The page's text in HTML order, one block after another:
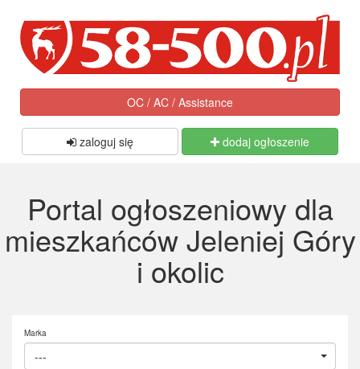
OC / AC / Assistance
zaloguj się dodaj ogłoszenie
Portal ogłoszeniowy dla
mieszkańców Jeleniej Góry
i okolic
Marka
---